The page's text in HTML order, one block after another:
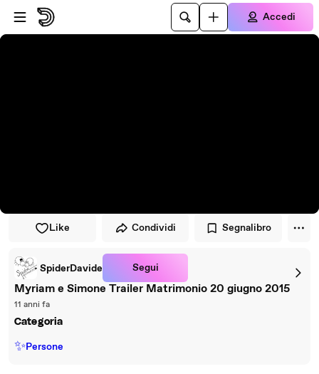
Vai al lettore
Passa al contenuto principale
Accedi
Like Condividi Segnalibro
SpiderDavide Segui
Myriam e Simone Trailer Matrimonio 20 giugno 2015
11 anni fa
Categoria
✨Persone